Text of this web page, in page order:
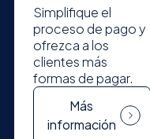
Simplifique el
proceso de pago y
ofrezca a los
clientes más
formas de pagar.
Más
información